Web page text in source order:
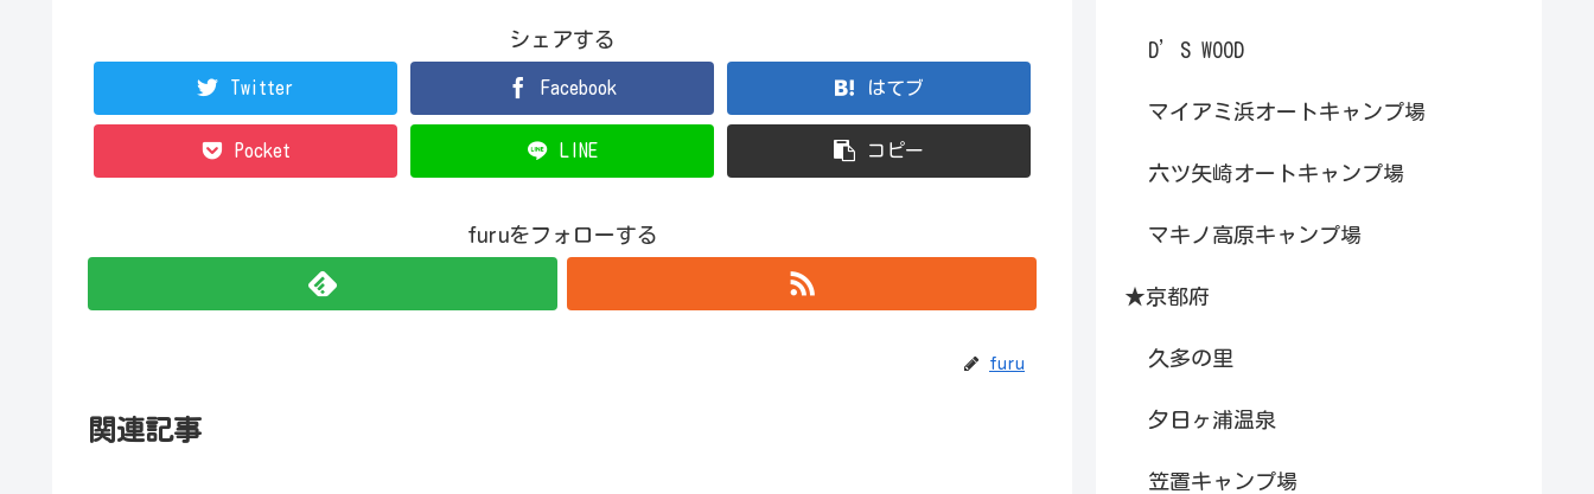
シェアする
Twitter Facebook はてブ
Pocket LINE コピー
furuをフォローする
furu
関連記事
D’S WOOD
マイアミ浜オートキャンプ場
六ツ矢崎オートキャンプ場
マキノ高原キャンプ場
★京都府
久多の里
夕日ヶ浦温泉
笠置キャンプ場